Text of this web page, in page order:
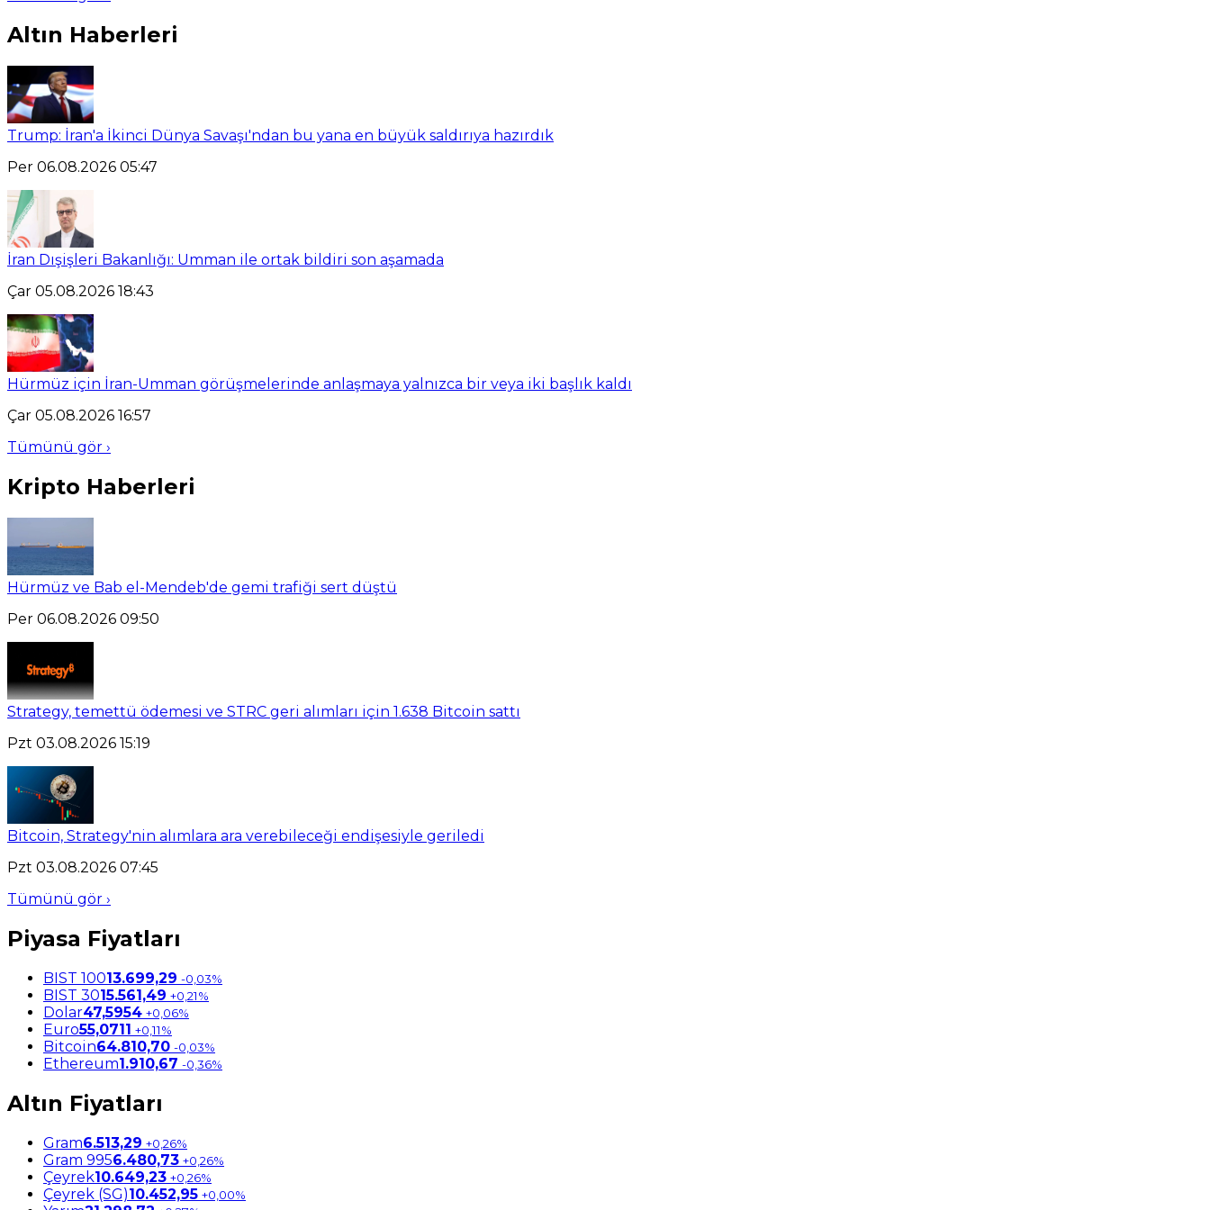
Altın Haberleri
Trump: İran'a İkinci Dünya Savaşı'ndan bu yana en büyük saldırıya hazırdık
Per 06.08.2026 05:47
İran Dışişleri Bakanlığı: Umman ile ortak bildiri son aşamada
Çar 05.08.2026 18:43
Hürmüz için İran-Umman görüşmelerinde anlaşmaya yalnızca bir veya iki başlık kaldı
Çar 05.08.2026 16:57
Tümünü gör ›
Kripto Haberleri
Hürmüz ve Bab el-Mendeb'de gemi trafiği sert düştü
Per 06.08.2026 09:50
Strategy, temettü ödemesi ve STRC geri alımları için 1.638 Bitcoin sattı
Pzt 03.08.2026 15:19
Bitcoin, Strategy'nin alımlara ara verebileceği endişesiyle geriledi
Pzt 03.08.2026 07:45
Tümünü gör ›
Piyasa Fiyatları
BIST 10013.699,29 -0,03%
BIST 3015.561,49 +0,21%
Dolar47,5954 +0,06%
Euro55,0711 +0,11%
Bitcoin64.810,70 -0,03%
Ethereum1.910,67 -0,36%
Altın Fiyatları
Gram6.513,29 +0,26%
Gram 9956.480,73 +0,26%
Çeyrek10.649,23 +0,26%
Çeyrek (SG)10.452,95 +0,00%